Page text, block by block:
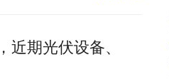
期光伏设备、